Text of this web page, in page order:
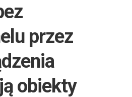
przez
obiekty